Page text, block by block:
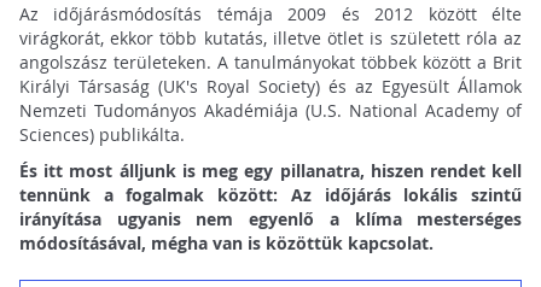
Az időjárásmódosítás témája 2009 és 2012 között élte
virágkorát, ekkor több kutatás, illetve ötlet is született róla az
angolszász területeken. A tanulmányokat többek között a Brit
Királyi Társaság (UK's Royal Society) és az Egyesült Államok
Nemzeti Tudományos Akadémiája (U.S. National Academy of
Sciences) publikálta.
És itt most álljunk is meg egy pillanatra, hiszen rendet kell
tennünk a fogalmak között: Az időjárás lokális szintű
irányítása ugyanis nem egyenlő a klíma mesterséges
módosításával, mégha van is közöttük kapcsolat.